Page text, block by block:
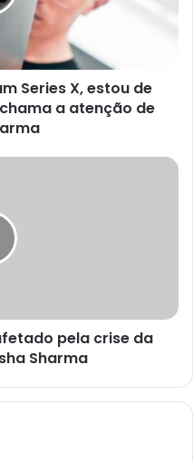
Series X, estou de
a atenção de
pela crise da
Sharma